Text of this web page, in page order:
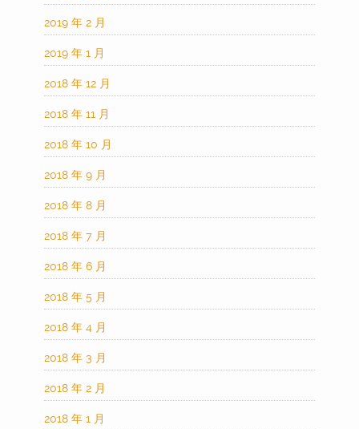
2019 年 2 月
2019 年 1 月
2018 年 12 月
2018 年 11 月
2018 年 10 月
2018 年 9 月
2018 年 8 月
2018 年 7 月
2018 年 6 月
2018 年 5 月
2018 年 4 月
2018 年 3 月
2018 年 2 月
2018 年 1 月